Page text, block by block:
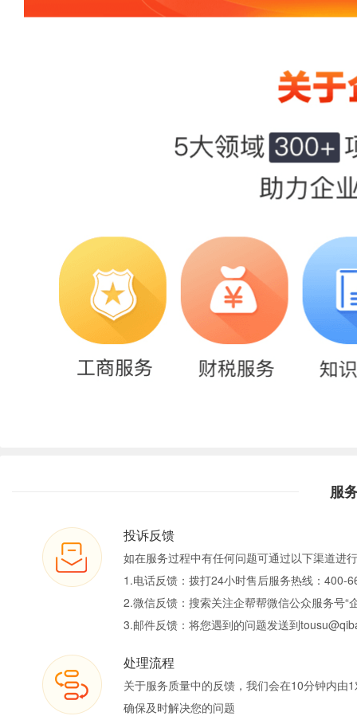
服
投诉反馈
如在服务过程中有任何问题可通过以下渠道进
1.电话反馈：拨打24小时售后服务热线：400-
2.微信反馈：搜索关注企帮帮微信公众服务号“
3.邮件反馈：将您遇到的问题发送到
处理流程
关于服务质量中的反馈，我们会在10分钟内由
确保及时解决您的问题